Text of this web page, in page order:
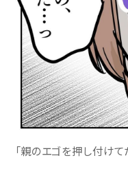
「親のエゴを押し付け